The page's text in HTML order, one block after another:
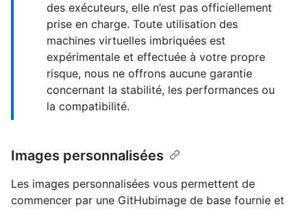
des exécuteurs, elle n’est pas officiellement
prise en charge. Toute utilisation des
machines virtuelles imbriquées est
expérimentale et effectuée à votre propre
risque, nous ne offrons aucune garantie
concernant la stabilité, les performances ou
la compatibilité.
Images personnalisées
Les images personnalisées vous permettent de
commencer par une GitHubimage de base fournie et